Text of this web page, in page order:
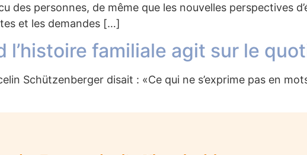
des personnes, de même que les nouvelles perspectives
et les demandes […]
familiale agit sur le
Schützenberger disait : «Ce qui ne s’exprime pas en